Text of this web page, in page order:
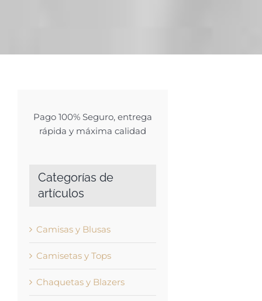
Pago 100% Seguro, entrega
rápida y máxima calidad
Categorías de
artículos
Camisas y Blusas
Camisetas y Tops
Chaquetas y Blazers